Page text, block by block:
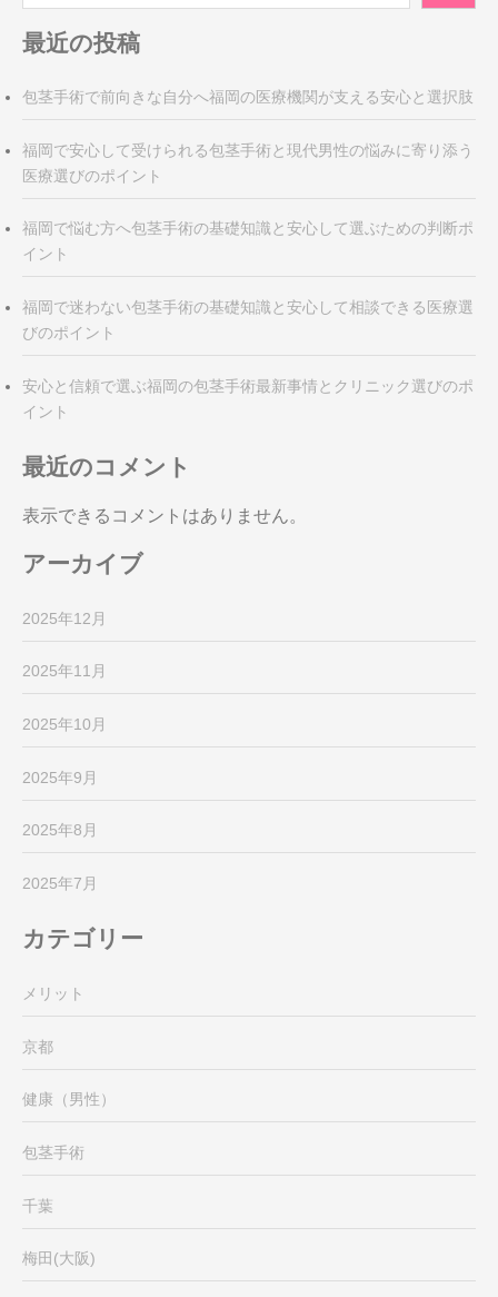
最近の投稿
包茎手術で前向きな自分へ福岡の医療機関が支える安心と選択肢
福岡で安心して受けられる包茎手術と現代男性の悩みに寄り添う
医療選びのポイント
福岡で悩む方へ包茎手術の基礎知識と安心して選ぶための判断ポ
イント
福岡で迷わない包茎手術の基礎知識と安心して相談できる医療選
びのポイント
安心と信頼で選ぶ福岡の包茎手術最新事情とクリニック選びのポ
イント
最近のコメント
表示できるコメントはありません。
アーカイブ
2025年12月
2025年11月
2025年10月
2025年9月
2025年8月
2025年7月
カテゴリー
メリット
京都
健康（男性）
包茎手術
千葉
梅田(大阪)